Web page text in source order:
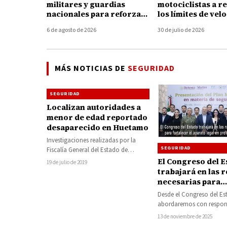
militares y guardias
nacionales para reforzar
Michoacán
6 de agosto de 2026
motociclistas a
los límites de
graves durante
30 de julio de 2026
MÁS NOTICIAS DE SEGURIDAD
SEGURIDAD
Localizan autoridades a
menor de edad reportado
desaparecido en Huetamo
Investigaciones realizadas por la
Fiscalía General del Estado de
Michoacán (FGE), permitieron
19 de julio de 2019
SEGURIDAD
El Congreso del
trabajará en las
necesarias para
fortalecer el
en pro del Plan
Desde el Congreso del
abordaremos con
las reformas que se
13 de noviembre de 2025